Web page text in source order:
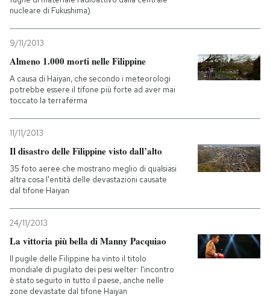
nucleare di Fukushima)
9/11/2013
Almeno 1.000 morti nelle Filippine
A causa di Haiyan, che secondo i meteorologi
potrebbe essere il tifone più forte ad aver mai
toccato la terraferma
11/11/2013
Il disastro delle Filippine visto dall’alto
35 foto aeree che mostrano meglio di qualsiasi
altra cosa l'entità delle devastazioni causate
dal tifone Haiyan
24/11/2013
La vittoria più bella di Manny Pacquiao
Il pugile delle Filippine ha vinto il titolo
mondiale di pugilato dei pesi welter: l'incontro
è stato seguito in tutto il paese, anche nelle
zone devastate dal tifone Haiyan